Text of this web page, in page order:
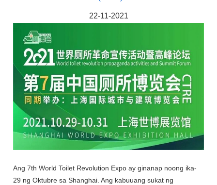
22-11-2021
Ang 7th World Toilet Revolution Expo ay ginanap noong ika-
29 ng Oktubre sa Shanghai. Ang kabuuang sukat ng